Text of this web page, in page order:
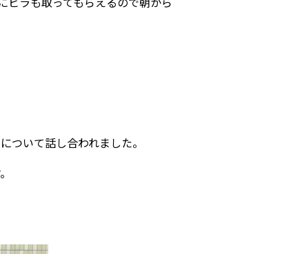
いて話し合われました。